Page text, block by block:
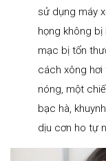
sử dụng máy
họng không
mạc bị tổn
cách xông hơi
nóng, một
bạc hà,
dịu cơn ho tự